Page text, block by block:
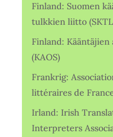
Finland: Suomen
tulkkien liitto
Finland: Kääntäjien
(KAOS)
Frankrig:
littéraires de
Irland: Irish
Interpreters